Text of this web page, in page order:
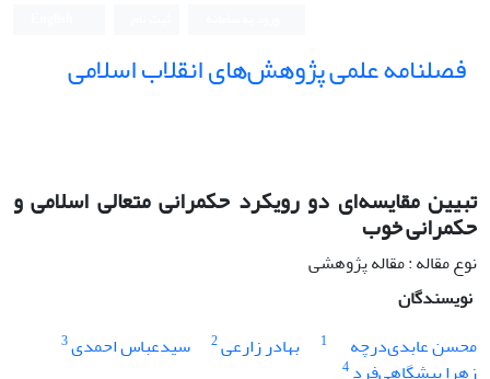
فصلنامه علمی پژوهش‌های انقلاب اسلامی
تبیین مقایسه‌ای دو رویکرد حکمرانی متعالی اسلامی و
حکمرانی خوب
نوع مقاله : مقاله پژوهشی
نویسندگان
محسن عابدی‌درچه
1 بهادر زارعی2 سیدعباس احمدی3
زهرا پیشگاهی‌فرد4